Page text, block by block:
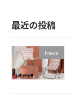
最近の投稿
News